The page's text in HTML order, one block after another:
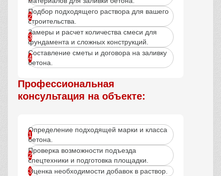
Подбор подходящего раствора для вашего
строительства.
Замеры и расчет количества смеси для
фундамента и сложных конструкций.
Составление сметы и договора на заливку
бетона.
Профессиональная
консультация на объекте:
Определение подходящей марки и класса
бетона.
Проверка возможности подъезда
спецтехники и подготовка площадки.
Оценка необходимости добавок в раствор.